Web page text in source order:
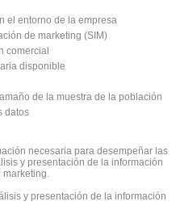
el entorno de la empresa
de marketing (SIM)
comercial
disponible
de la muestra de la población
datos
necesaria para desempeñar las
y presentación de la información
y presentación de la información